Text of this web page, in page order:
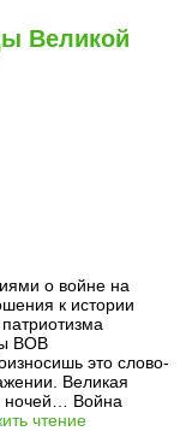
Великой
о войне на
к истории
ВОВ
это слово-
Великая
ночей… Война
чтение